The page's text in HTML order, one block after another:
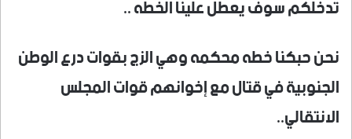
تدخلكم سوف يعطل علينا الخطه ..
نحن حبكنا خطه محكمه وهي الزج بقوات درع الوطن
الجنوبية في قتال مع إخوانهم قوات المجلس
الانتقالي..